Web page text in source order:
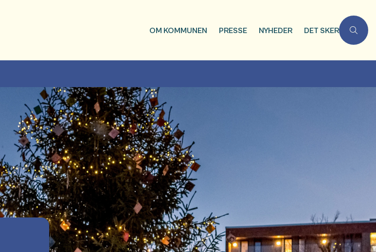
OM KOMMUNEN PRESSE NYHEDER DET SKER